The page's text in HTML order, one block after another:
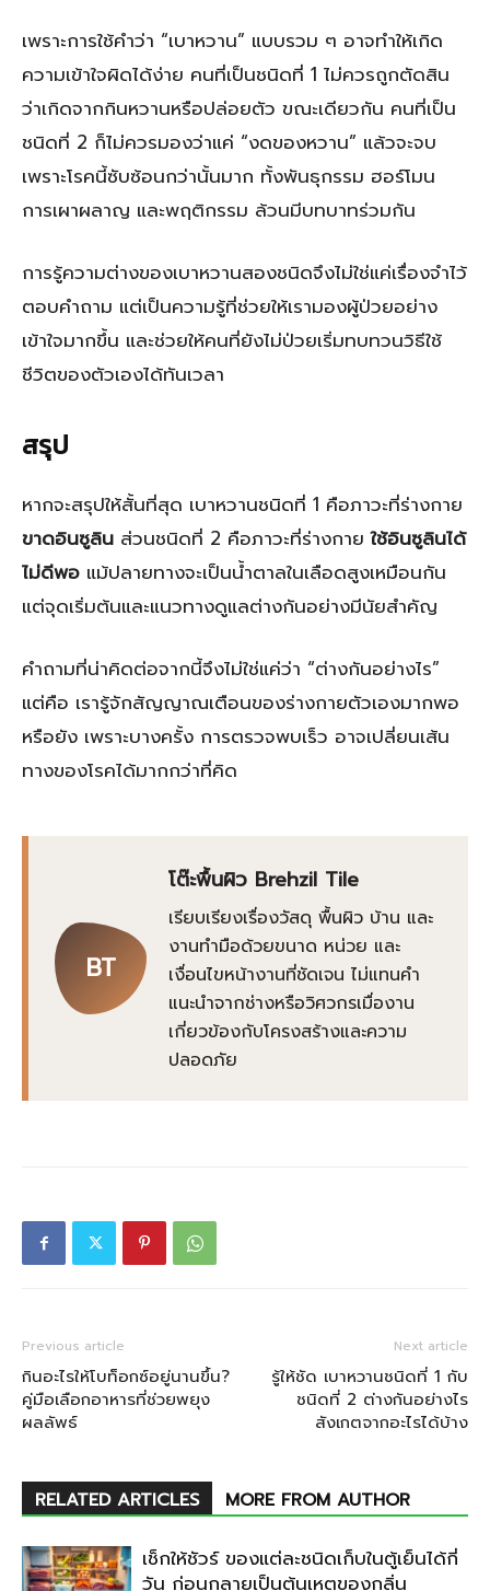
เพราะการใช้คำว่า “เบาหวาน” แบบรวม ๆ อาจทำให้เกิด
ความเข้าใจผิดได้ง่าย คนที่เป็นชนิดที่ 1 ไม่ควรถูกตัดสิน
ว่าเกิดจากกินหวานหรือปล่อยตัว ขณะเดียวกัน คนที่เป็น
ชนิดที่ 2 ก็ไม่ควรมองว่าแค่ “งดของหวาน” แล้วจะจบ
เพราะโรคนี้ซับซ้อนกว่านั้นมาก ทั้งพันธุกรรม ฮอร์โมน
การเผาผลาญ และพฤติกรรม ล้วนมีบทบาทร่วมกัน
การรู้ความต่างของเบาหวานสองชนิดจึงไม่ใช่แค่เรื่องจำไว้
ตอบคำถาม แต่เป็นความรู้ที่ช่วยให้เรามองผู้ป่วยอย่าง
เข้าใจมากขึ้น และช่วยให้คนที่ยังไม่ป่วยเริ่มทบทวนวิธีใช้
ชีวิตของตัวเองได้ทันเวลา
สรุป
หากจะสรุปให้สั้นที่สุด เบาหวานชนิดที่ 1 คือภาวะที่ร่างกาย
ขาดอินซูลิน ส่วนชนิดที่ 2 คือภาวะที่ร่างกายใช้อินซูลินได้
ไม่ดีพอ แม้ปลายทางจะเป็นน้ำตาลในเลือดสูงเหมือนกัน
แต่จุดเริ่มต้นและแนวทางดูแลต่างกันอย่างมีนัยสำคัญ
คำถามที่น่าคิดต่อจากนี้จึงไม่ใช่แค่ว่า “ต่างกันอย่างไร”
แต่คือ เรารู้จักสัญญาณเตือนของร่างกายตัวเองมากพอ
หรือยัง เพราะบางครั้ง การตรวจพบเร็ว อาจเปลี่ยนเส้น
ทางของโรคได้มากกว่าที่คิด
BT
โต๊ะพื้นผิว Brehzil Tile
เรียบเรียงเรื่องวัสดุ พื้นผิว บ้าน และ
งานทำมือด้วยขนาด หน่วย และ
เงื่อนไขหน้างานที่ชัดเจน ไม่แทนคำ
แนะนำจากช่างหรือวิศวกรเมื่องาน
เกี่ยวข้องกับโครงสร้างและความ
ปลอดภัย
Previous article
กินอะไรให้โบท็อกซ์อยู่นานขึ้น?
คู่มือเลือกอาหารที่ช่วยพยุง
ผลลัพธ์
Next article
รู้ให้ชัด เบาหวานชนิดที่ 1 กับ
ชนิดที่ 2 ต่างกันอย่างไร
สังเกตจากอะไรได้บ้าง
RELATED ARTICLES MORE FROM AUTHOR
เช็กให้ชัวร์ ของแต่ละชนิดเก็บในตู้เย็นได้กี่
วัน ก่อนกลายเป็นต้นเหตุของกลิ่น